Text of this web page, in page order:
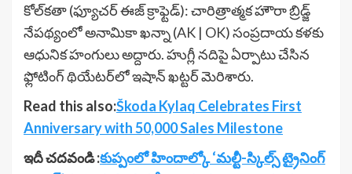
కోల్­కతా (ఫ్యూచర్ ఈజ్ క్రాఫ్టెడ్): చారిత్రాత్మక హౌరా బ్రిడ్జ్
నేపథ్యంలో అనామికా ఖన్నా (AK | OK) సంప్రదాయ కళకు
ఆధునిక హంగులు అద్దారు. హుగ్లీ నదిపై ఏర్పాటు చేసిన
ఫ్లోటింగ్ థియేటర్­లో ఇషాన్ ఖట్టర్ మెరిశారు.
Read this also:Škoda Kylaq Celebrates First
Anniversary with 50,000 Sales Milestone
ఇదీ చదవండి :కుప్పంలో హిందాల్కో ‘మల్టీ-స్కిల్స్ ట్రైనింగ్